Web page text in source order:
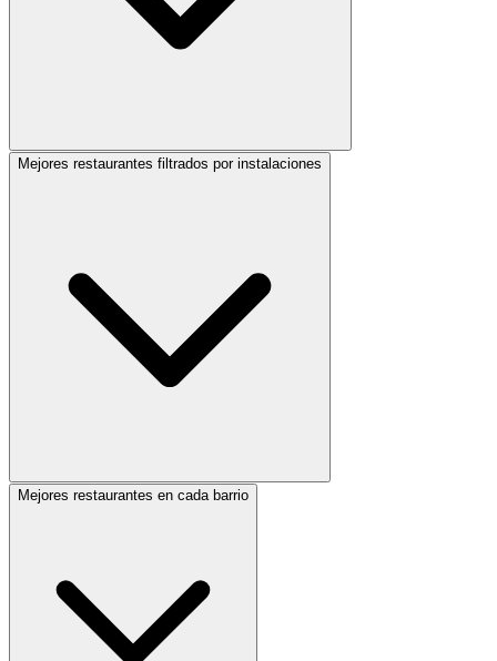
Mejores restaurantes filtrados por instalaciones
Mejores restaurantes en cada barrio